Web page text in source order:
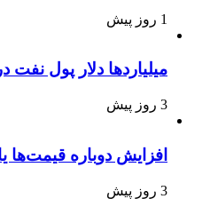
1 روز پیش
میلیاردها دلار پول
3 روز پیش
افزایش دوباره قیمت‌ها
3 روز پیش